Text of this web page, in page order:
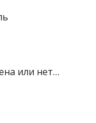
или нет…